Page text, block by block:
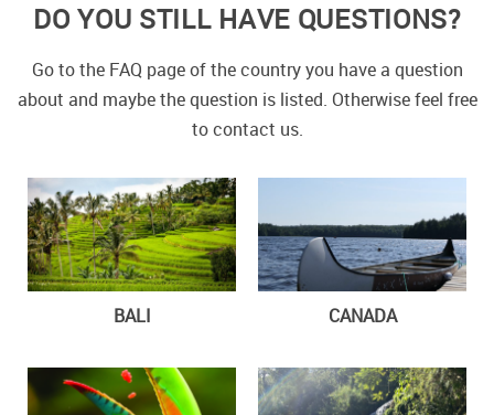
DO YOU STILL HAVE QUESTIONS?
Go to the FAQ page of the country you have a question
about and maybe the question is listed. Otherwise feel free
to contact us.
BALI CANADA